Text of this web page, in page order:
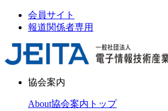
会員サイト
報道関係者専用
協会案内
About協会案内トップ